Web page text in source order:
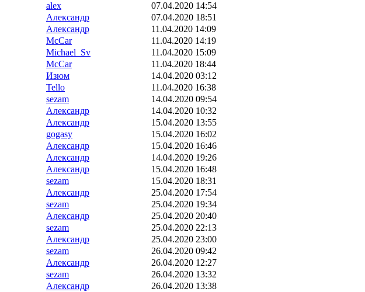
alex
07.04.2020 14:54
Александр
07.04.2020 18:51
Александр
11.04.2020 14:09
McCar
11.04.2020 14:19
Michael_Sv
11.04.2020 15:09
McCar
11.04.2020 18:44
Изюм
14.04.2020 03:12
Tello
11.04.2020 16:38
sezam
14.04.2020 09:54
Александр
14.04.2020 10:32
Александр
15.04.2020 13:55
gogasy
15.04.2020 16:02
Александр
15.04.2020 16:46
Александр
14.04.2020 19:26
Александр
15.04.2020 16:48
sezam
15.04.2020 18:31
Александр
25.04.2020 17:54
sezam
25.04.2020 19:34
Александр
25.04.2020 20:40
sezam
25.04.2020 22:13
Александр
25.04.2020 23:00
sezam
26.04.2020 09:42
Александр
26.04.2020 12:27
sezam
26.04.2020 13:32
Александр
26.04.2020 13:38